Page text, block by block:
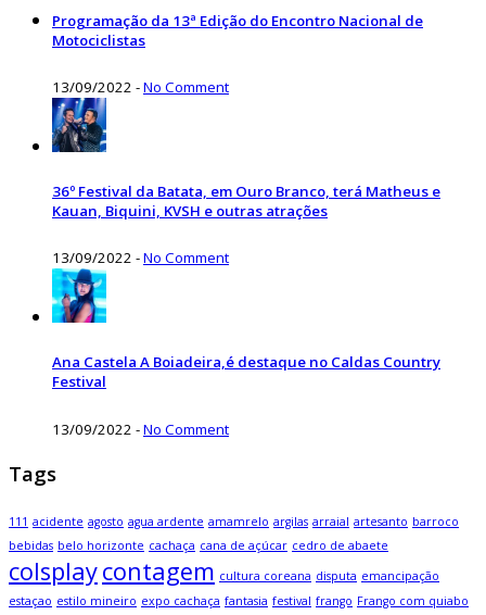
Programação da 13ª Edição do Encontro Nacional de
Motociclistas
13/09/2022 -No Comment
36º Festival da Batata, em Ouro Branco, terá Matheus e
Kauan, Biquini, KVSH e outras atrações
13/09/2022 -No Comment
Ana Castela A Boiadeira,é destaque no Caldas Country
Festival
13/09/2022 -No Comment
Tags
111 acidente agosto agua ardente amamrelo argilas arraial artesanto barroco
bebidas belo horizonte cachaça cana de açúcar cedro de abaete
colsplaycontagem cultura coreana disputa emancipação
estaçao estilo mineiro expo cachaça fantasia festival frango Frango com quiabo